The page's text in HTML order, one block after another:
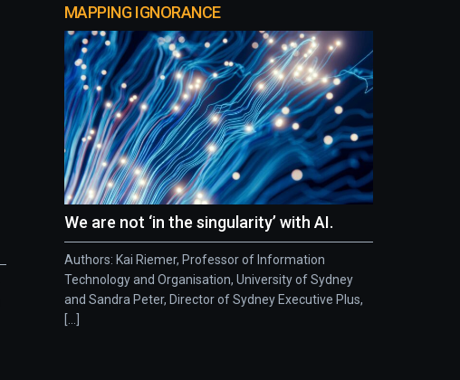
MAPPING IGNORANCE
We are not ‘in the singularity’ with AI.
Authors: Kai Riemer, Professor of Information
Technology and Organisation, University of Sydney
and Sandra Peter, Director of Sydney Executive Plus,
[...]